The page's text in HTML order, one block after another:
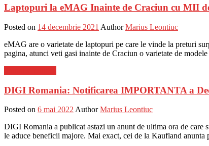
Laptopuri la eMAG Inainte de Craciun cu MII
Posted on 14 decembrie 2021 Author Marius Leontiuc
eMAG are o varietate de laptopuri pe care le vinde la preturi
pagina, atunci veti gasi inainte de Craciun o varietate de
DIGI Romania: Notificarea IMPORTANTA a
Posted on 6 mai 2022Author Marius Leontiuc
DIGI Romania a publicat astazi un anunt de ultima ora de care
le aduce beneficii majore. Mai exact, cei de la Kaufland